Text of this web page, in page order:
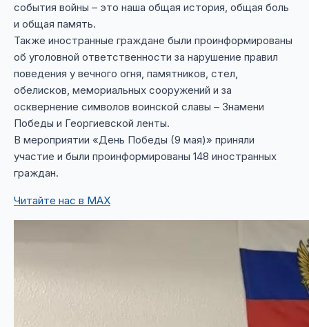
события войны – это наша общая история, общая боль
и общая память.
Также иностранные граждане были проинформированы
об уголовной ответственности за нарушение правил
поведения у вечного огня, памятников, стел,
обелисков, мемориальных сооружений и за
осквернение символов воинской славы – Знамени
Победы и Георгиевской ленты.
В мероприятии «День Победы (9 мая)» приняли
участие и были проинформированы 148 иностранных
граждан.
Читайте нас в MAX